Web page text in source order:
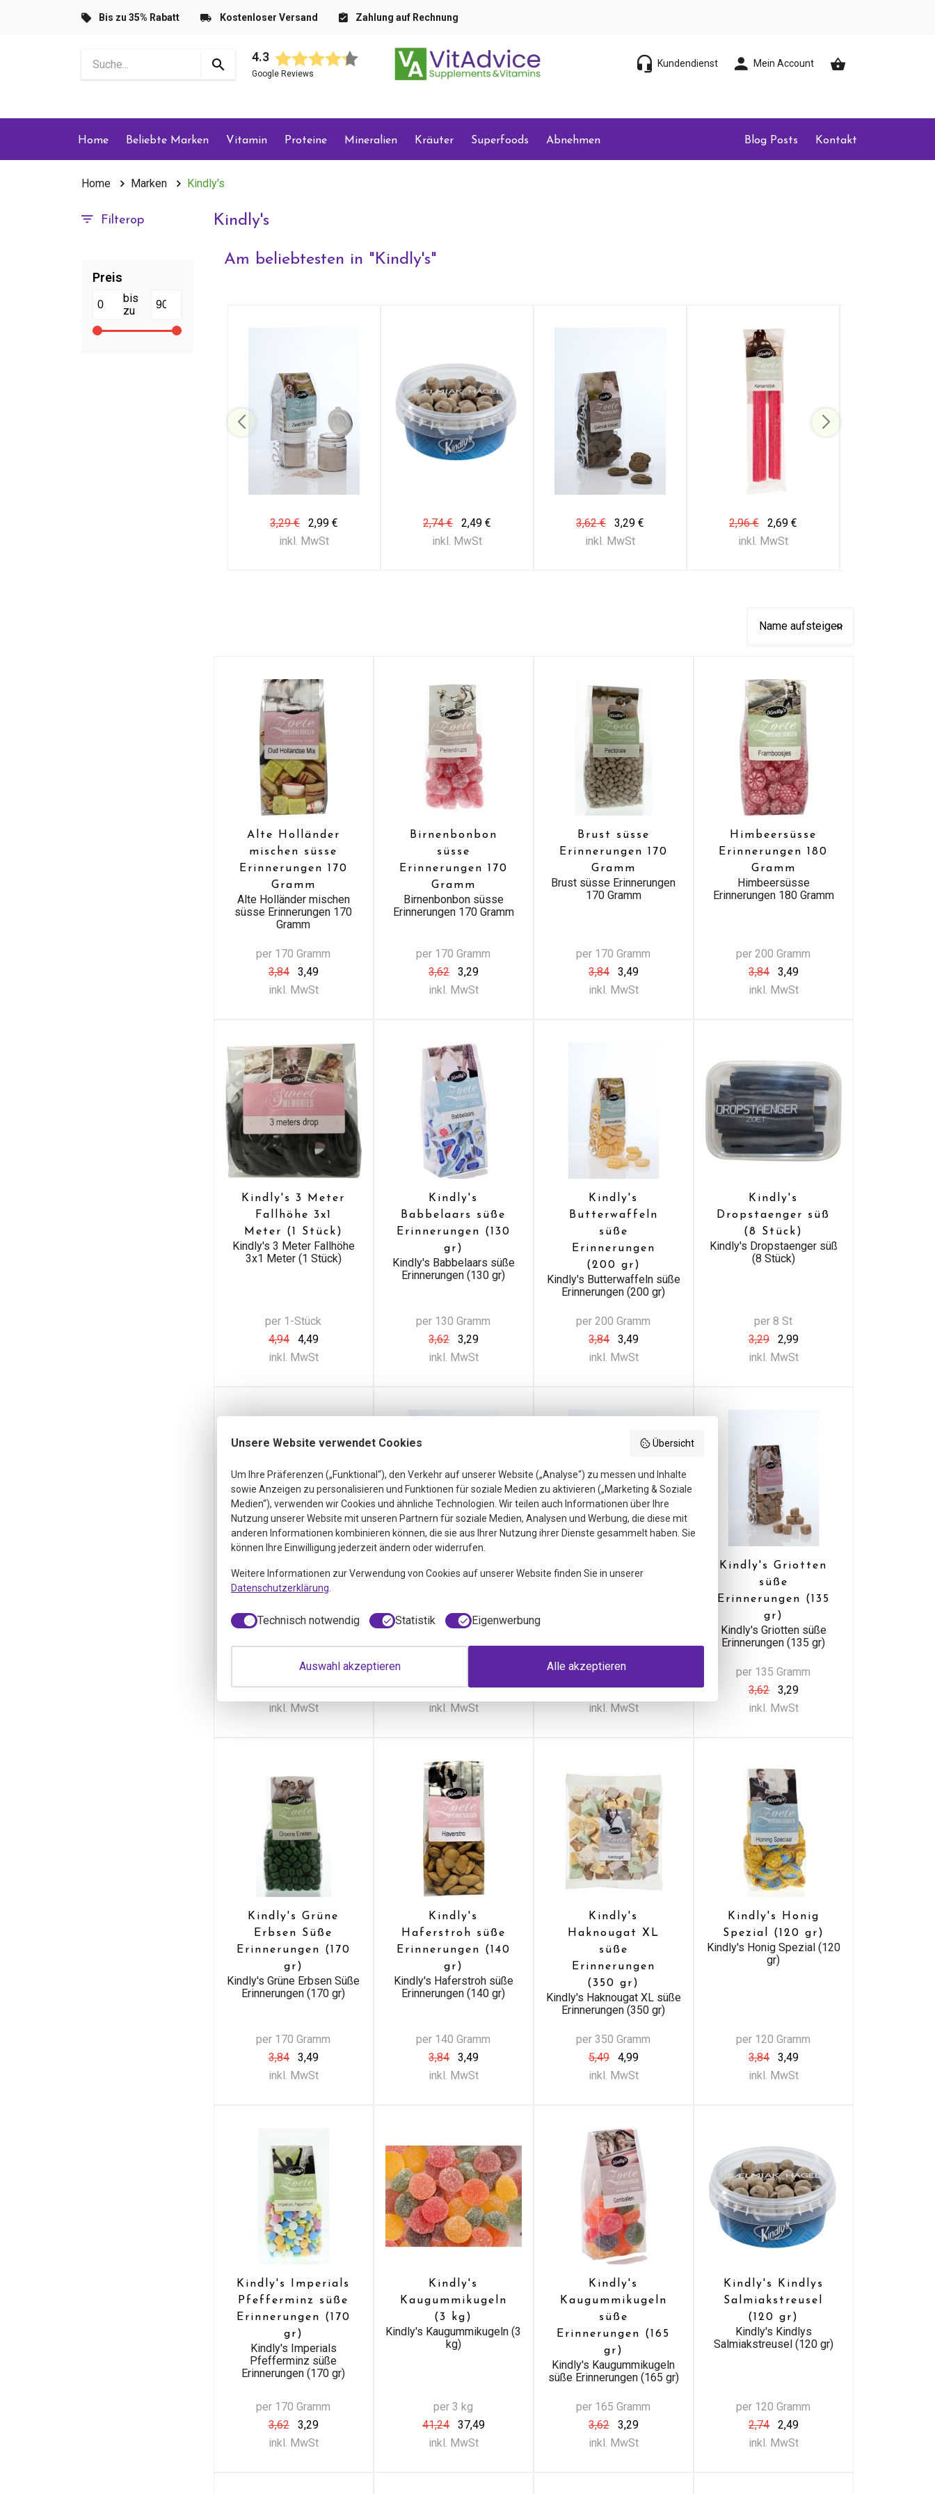
Bis zu 35% Rabatt Kostenloser Versand Zahlung auf Rechnung
4.3
Google Reviews
Kundendienst Mein Account
Home Beliebte Marken Vitamin Proteine Mineralien Kräuter Superfoods Abnehmen Blog Posts Kontakt
Home Marken Kindly's
Filterop
Preis
bis
zu
Kindly's
Am beliebtesten in "Kindly's"
3,29 €
2,99 €
inkl. MwSt
2,74 €
2,49 €
inkl. MwSt
3,62 €
3,29 €
inkl. MwSt
2,96 €
2,69 €
inkl. MwSt
Alte Holländer
mischen süsse
Erinnerungen 170
Gramm
Alte Holländer mischen
süsse Erinnerungen 170
Gramm
per 170 Gramm
3,84
3,49
inkl. MwSt
Birnenbonbon
süsse
Erinnerungen 170
Gramm
Birnenbonbon süsse
Erinnerungen 170 Gramm
per 170 Gramm
3,62
3,29
inkl. MwSt
Brust süsse
Erinnerungen 170
Gramm
Brust süsse Erinnerungen
170 Gramm
per 170 Gramm
3,84
3,49
inkl. MwSt
Himbeersüsse
Erinnerungen 180
Gramm
Himbeersüsse
Erinnerungen 180 Gramm
per 200 Gramm
3,84
3,49
inkl. MwSt
Kindly's 3 Meter
Fallhöhe 3x1
Meter (1 Stück)
Kindly's 3 Meter Fallhöhe
3x1 Meter (1 Stück)
per 1-Stück
4,94
4,49
inkl. MwSt
Kindly's
Babbelaars süße
Erinnerungen (130
gr)
Kindly's Babbelaars süße
Erinnerungen (130 gr)
per 130 Gramm
3,62
3,29
inkl. MwSt
Kindly's
Butterwaffeln
süße
Erinnerungen
(200 gr)
Kindly's Butterwaffeln süße
Erinnerungen (200 gr)
per 200 Gramm
3,84
3,49
inkl. MwSt
Kindly's
Dropstaenger süß
(8 Stück)
Kindly's Dropstaenger süß
(8 Stück)
per 8 St
3,29
2,99
inkl. MwSt
Fjordmischung
Kindly's Fjordmischung (120
gr)
per 120 Gramm
2,74
2,49
inkl. MwSt
gr)
Kindly's Flat Salmiak süße
Erinnerungen (130 gr)
3,84
3,49
inkl. MwSt
per 150 Gramm
3,29
2,99
inkl. MwSt
Kindly's Griotten
süße
Erinnerungen (135
gr)
Kindly's Griotten süße
Erinnerungen (135 gr)
per 135 Gramm
3,62
3,29
inkl. MwSt
Kindly's Grüne
Erbsen Süße
Erinnerungen (170
gr)
Kindly's Grüne Erbsen Süße
Erinnerungen (170 gr)
per 170 Gramm
3,84
3,49
inkl. MwSt
Kindly's
Haferstroh süße
Erinnerungen (140
gr)
Kindly's Haferstroh süße
Erinnerungen (140 gr)
per 140 Gramm
3,84
3,49
inkl. MwSt
Kindly's
Haknougat XL
süße
Erinnerungen
(350 gr)
Kindly's Haknougat XL süße
Erinnerungen (350 gr)
per 350 Gramm
5,49
4,99
inkl. MwSt
Kindly's Honig
Spezial (120 gr)
Kindly's Honig Spezial (120
gr)
per 120 Gramm
3,84
3,49
inkl. MwSt
Kindly's Imperials
Pfefferminz süße
Erinnerungen (170
gr)
Kindly's Imperials
Pfefferminz süße
Erinnerungen (170 gr)
per 170 Gramm
3,62
3,29
inkl. MwSt
Kindly's
Kaugummikugeln
(3 kg)
Kindly's Kaugummikugeln (3
kg)
per 3 kg
41,24
37,49
inkl. MwSt
Kindly's
Kaugummikugeln
süße
Erinnerungen (165
gr)
Kindly's Kaugummikugeln
süße Erinnerungen (165 gr)
per 165 Gramm
3,62
3,29
inkl. MwSt
Kindly's Kindlys
Salmiakstreusel
(120 gr)
Kindly's Kindlys
Salmiakstreusel (120 gr)
per 120 Gramm
2,74
2,49
inkl. MwSt
Unsere Website verwendet Cookies Übersicht
Um Ihre Präferenzen („Funktional“), den Verkehr auf unserer Website („Analyse“) zu messen und Inhalte
sowie Anzeigen zu personalisieren und Funktionen für soziale Medien zu aktivieren („Marketing & Soziale
Medien“), verwenden wir Cookies und ähnliche Technologien. Wir teilen auch Informationen über Ihre
Nutzung unserer Website mit unseren Partnern für soziale Medien, Analysen und Werbung, die diese mit
anderen Informationen kombinieren können, die sie aus Ihrer Nutzung ihrer Dienste gesammelt haben. Sie
können Ihre Einwilligung jederzeit ändern oder widerrufen.
Weitere Informationen zur Verwendung von Cookies auf unserer Website finden Sie in unserer
Datenschutzerklärung
Technisch notwendig Statistik Eigenwerbung
Auswahl akzeptieren Alle akzeptieren